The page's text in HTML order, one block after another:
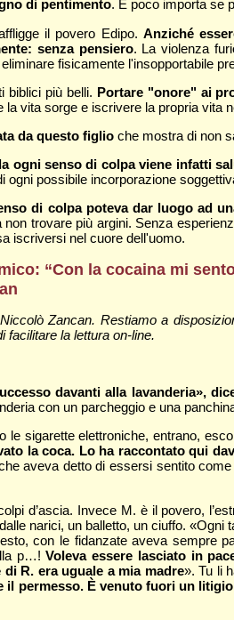
di pentimento. E poco importa se
il povero Edipo. Anziché
senza pensiero. La violenza
fisicamente l'insopportabile
biblici più belli. Portare "onore" ai
la vita sorge e iscrivere la propria vita
da questo figlioche mostra di non
ogni senso di colpa viene infatti
possibile incorporazione
di colpa poteva dar luogo ad
trovare più argini. Senza
iscriversi nel cuore dell'uomo.
“Con la cocaina mi
Zancan. Restiamo a
facilitare la lettura on-line.
davanti alla lavanderia»,
con un parcheggio e una
sigarette elettroniche, entrano,
la coca. Lo ha raccontato qui
aveva detto di essersi sentito come
d’ascia. Invece M. è il povero,
narici, un balletto, un ciuffo.
con le fidanzate aveva
p…!Voleva essere lasciato in
R. era uguale a mia madre». Tu li
il permesso. È venuto fuori un